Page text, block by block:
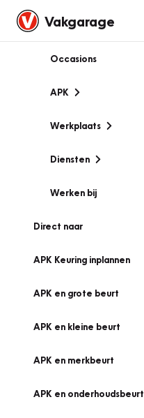
Vakgarage
Occasions
APK
Werkplaats
Diensten
Werken bij
Direct naar
APK Keuring inplannen
APK en grote beurt
APK en kleine beurt
APK en merkbeurt
APK en onderhoudsbeurt